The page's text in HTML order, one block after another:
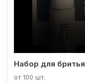
Набор для бритья
от 100 шт.